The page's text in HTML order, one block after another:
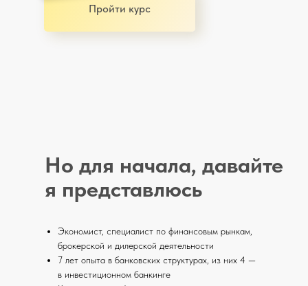
Пройти курс
Но для начала, давайте
я представлюсь
Экономист, специалист по финансовым рынкам,
брокерской и дилерской деятельности
7 лет опыта в банковских структурах, из них 4 —
в инвестиционном банкинге